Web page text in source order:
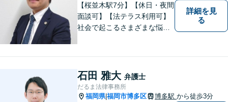
【桜並木駅7分】【休日・夜間
面談可】【法テラス利用可】
社会で起こるさまざまな悩み
す。 困りごとやご相談があり
ましたら、どうぞお気軽にお
声がけください。
詳細を見
る
石田 雅大 弁護士
だるま法律事務所
福岡県|福岡市博多区 博多駅 から徒歩3分